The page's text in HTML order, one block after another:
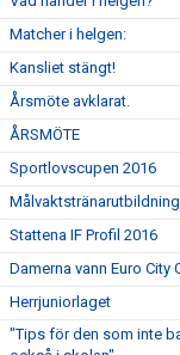
Matcher i helgen:
Kansliet stängt!
Årsmöte avklarat.
ÅRSMÖTE
Sportlovscupen 2016
Målvaktstränarutbildning
Stattena IF Profil 2016
Damerna vann Euro City
Herrjuniorlaget
"Tips för den som inte